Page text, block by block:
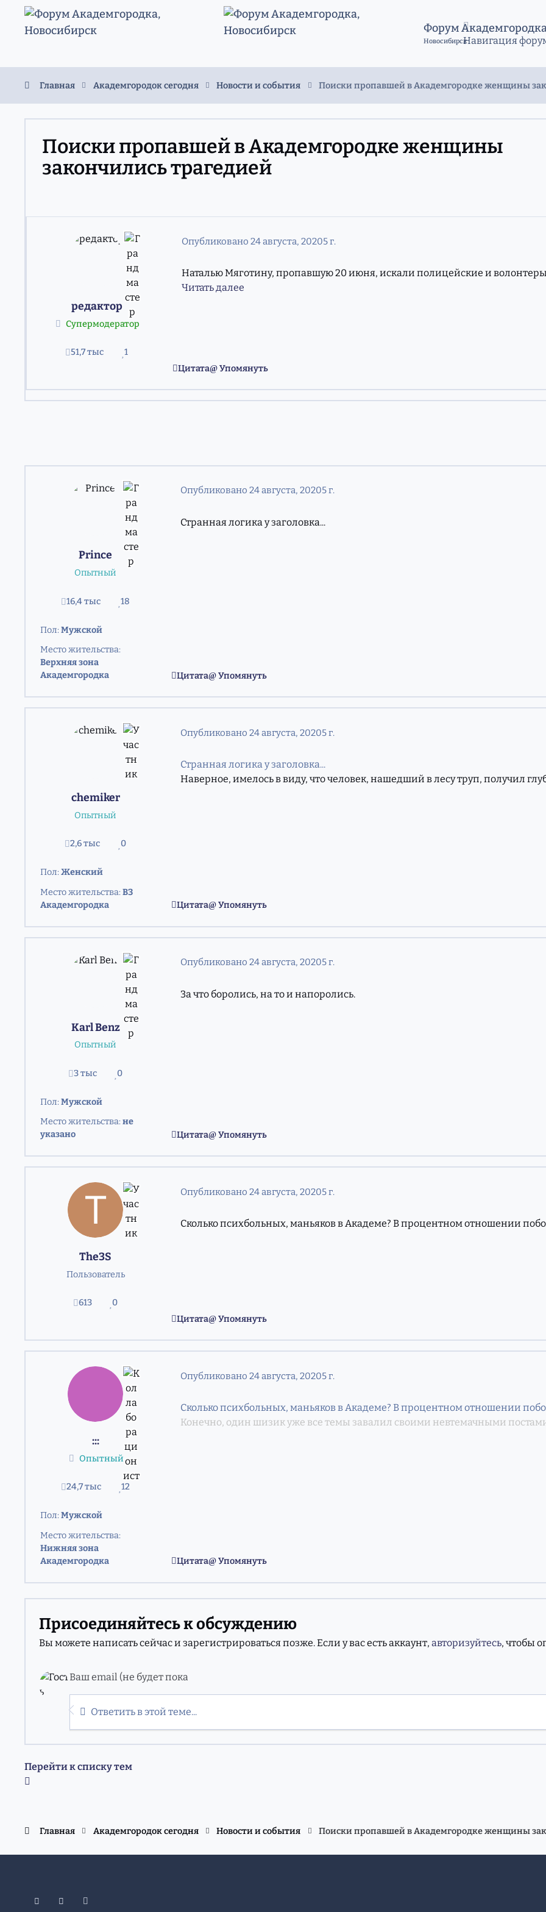
Перейти к содержанию
Форум
НовосибирскНавигация
Главная Академгородок сегодня Новости и события Поиски пропавшей в Академгородке женщины
Поиски пропавшей в Академгородке женщины
закончились трагедией
редактор
Супермодератор
51,7 тыс
сообщения
1
Репутация
Опубликовано 24 августа, 20205 г.
Наталью Мяготину, пропавшую 20 июня, искали полицейские и
Читать далее
Цитата Упомянуть
Prince
Опытный
16,4 тыс
сообщения
18
Репутация
Пол:Мужской
Место жительства:
Верхняя зона
Академгородка
Опубликовано 24 августа, 20205 г.
Странная логика у заголовка...
Цитата Упомянуть
chemiker
Опытный
2,6 тыс
сообщения
0
Репутация
Пол:Женский
Место жительства:ВЗ
Академгородка
Опубликовано 24 августа, 20205 г.
Странная логика у заголовка...
Наверное, имелось в виду, что человек, нашедший в лесу труп, получил
Цитата Упомянуть
Karl Benz
Опытный
3 тыс
сообщения
0
Репутация
Пол:Мужской
Место жительства:не
указано
Опубликовано 24 августа, 20205 г.
За что боролись, на то и напоролись.
Цитата Упомянуть
The3S
Пользователь
613
сообщения
0
Репутация
Опубликовано 24 августа, 20205 г.
Сколько психбольных, маньяков в Академе? В процентном отношении
Цитата Упомянуть
:::
Опытный
24,7 тыс
сообщения
12
Репутация
Пол:Мужской
Место жительства:
Нижняя зона
Академгородка
Опубликовано 24 августа, 20205 г.
Сколько психбольных, маньяков в Академе? В процентном отношении
Конечно, один шизик уже все темы завалил своими невтемачными
Цитата Упомянуть
Присоединяйтесь к обсуждению
Вы можете написать сейчас и зарегистрироваться позже. Если у вас есть аккаунт,авторизуйтесь, чтобы
Ответить в этой теме...
Перейти к списку тем
Главная Академгородок сегодня Новости и события Поиски пропавшей в Академгородке женщины